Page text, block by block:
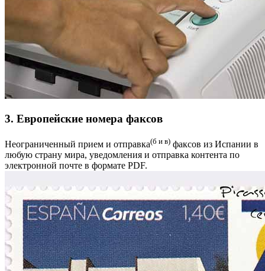
3. Европейские номера факсов
Неограниченный прием и отправка(б и в) факсов из Испании в
любую страну мира, уведомления и отправка контента по
электронной почте в формате PDF.